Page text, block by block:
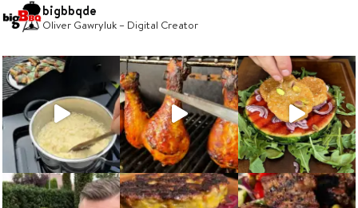
bigbbqde
Oliver Gawryluk – Digital Creator